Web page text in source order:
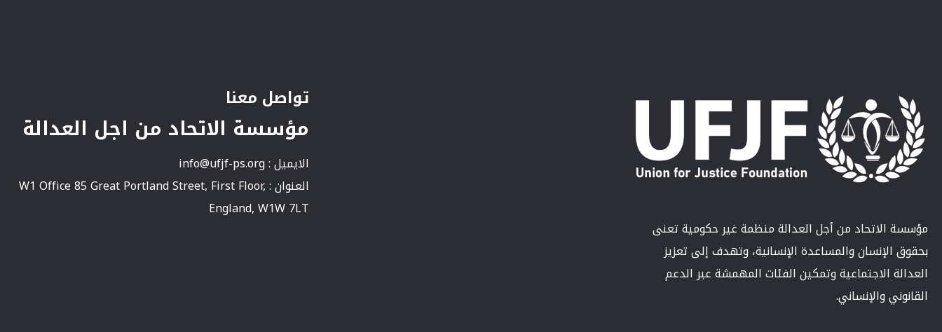
مؤسسة الاتحاد من أجل العدالة منظمة غير حكومية تعنى
بحقوق الإنسان والمساعدة الإنسانية، وتهدف إلى تعزيز
العدالة الاجتماعية وتمكين الفئات المهمشة عبر الدعم
القانوني والإنساني.
تواصل معنا
مؤسسة الاتحاد من اجل العدالة
الايميل :info@ufjf-ps.org
العنوان : W1 Office 85 Great Portland Street, First Floor,
England, W1W 7LT